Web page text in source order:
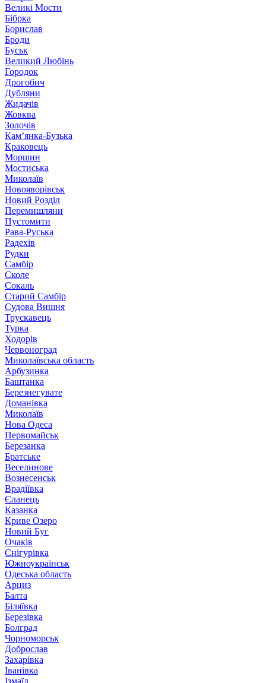
Великі Мости
Бібрка
Борислав
Броди
Буськ
Великий Любінь
Городок
Дрогобич
Дубляни
Жидачів
Жовква
Золочів
Кам’янка-Бузька
Краковець
Моршин
Мостиська
Миколаїв
Новояворівськ
Новий Розділ
Перемишляни
Пустомити
Рава-Руська
Радехів
Рудки
Самбір
Сколе
Сокаль
Старий Самбір
Судова Вишня
Трускавець
Турка
Ходорів
Червоноград
Миколаївська область
Арбузинка
Баштанка
Березнегувате
Доманівка
Миколаїв
Нова Одеса
Первомайськ
Березанка
Братське
Веселинове
Вознесенськ
Врадіївка
Єланець
Казанка
Криве Озеро
Новий Буг
Очаків
Снігурівка
Южноукраїнськ
Одеська область
Арциз
Балта
Біляївка
Березівка
Болград
Чорноморськ
Доброслав
Захарівка
Іванівка
Ізмаїл